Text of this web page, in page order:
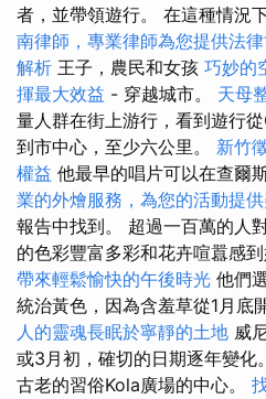
者，並帶領遊行。 在這種情況
南律師，專業律師為您提供法
解析 王子，農民和女孩 巧妙的
揮最大效益 - 穿越城市。 天母
量人群在街上游行，看到遊行
到市中心，至少六公里。 新竹
權益 他最早的唱片可以在查爾
業的外燴服務，為您的活動提
報告中找到。 超過一百萬的人
的色彩豐富多彩和花卉喧囂感到
帶來輕鬆愉快的午後時光 他們
統治黃色，因為含羞草從1月底
人的靈魂長眠於寧靜的土地 威
或3月初，確切的日期逐年變化
古老的習俗Kola廣場的中心。